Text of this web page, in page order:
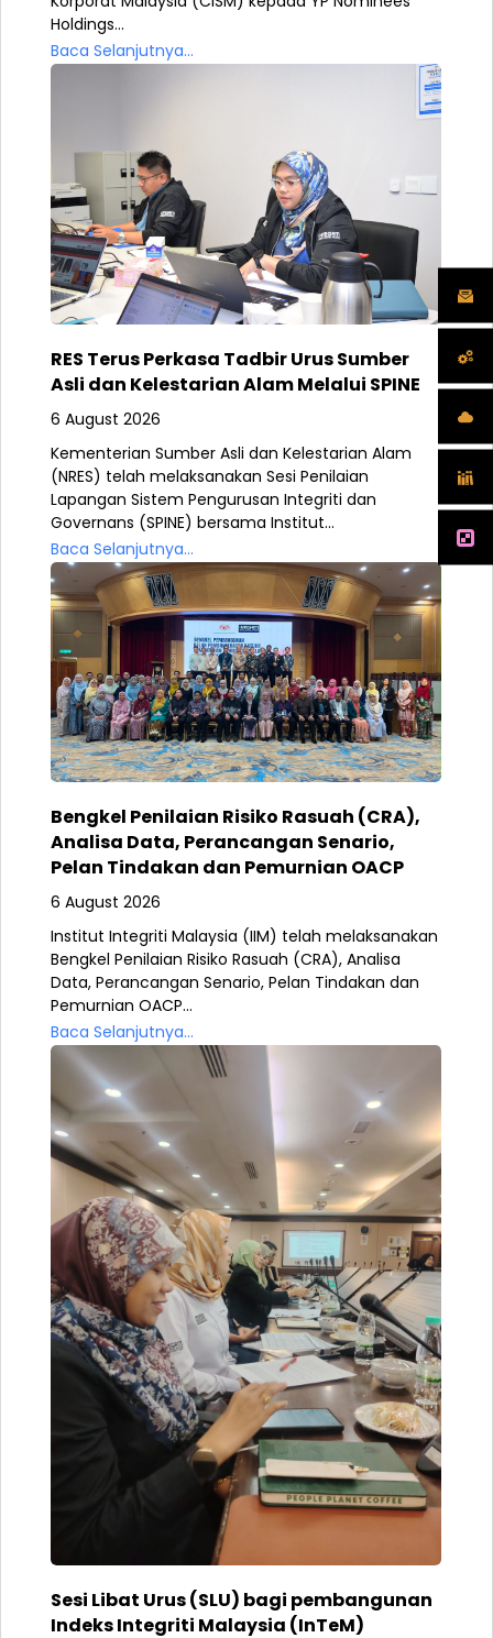
Holdings...
Baca Selanjutnya...
RES Terus Perkasa Tadbir Urus Sumber
Asli dan Kelestarian Alam Melalui SPINE
6 August 2026
Kementerian Sumber Asli dan Kelestarian Alam
(NRES) telah melaksanakan Sesi Penilaian
Lapangan Sistem Pengurusan Integriti dan
Governans (SPINE) bersama Institut...
Baca Selanjutnya...
Bengkel Penilaian Risiko Rasuah (CRA),
Analisa Data, Perancangan Senario,
Pelan Tindakan dan Pemurnian OACP
6 August 2026
Institut Integriti Malaysia (IIM) telah melaksanakan
Bengkel Penilaian Risiko Rasuah (CRA), Analisa
Data, Perancangan Senario, Pelan Tindakan dan
Pemurnian OACP...
Baca Selanjutnya...
Sesi Libat Urus (SLU) bagi pembangunan
Indeks Integriti Malaysia (InTeM)